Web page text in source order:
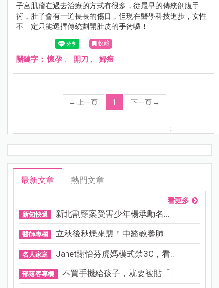
子宮肌瘤在過去治療的方式有很多，從最早的傳統剖腹手
術，肚子會有一道長長的傷口，但現在醫學科技進步，女性
不一定只能選擇傳統劃開肚皮的手術囉！
收藏
關鍵字：懷孕 、 開刀 、 婦癌
← 上一頁 1 下一頁 →
;
最新文章 熱門文章
看更多
新知快遞 新北割頸案受害少年楊承勳名...
醫師專欄 立秋後秋燥來襲！中醫教養肺...
名人家庭 Janet謝怡芬虎媽模式禁3C，看...
部落客專欄 不買手機給孩子，就要被貼「...